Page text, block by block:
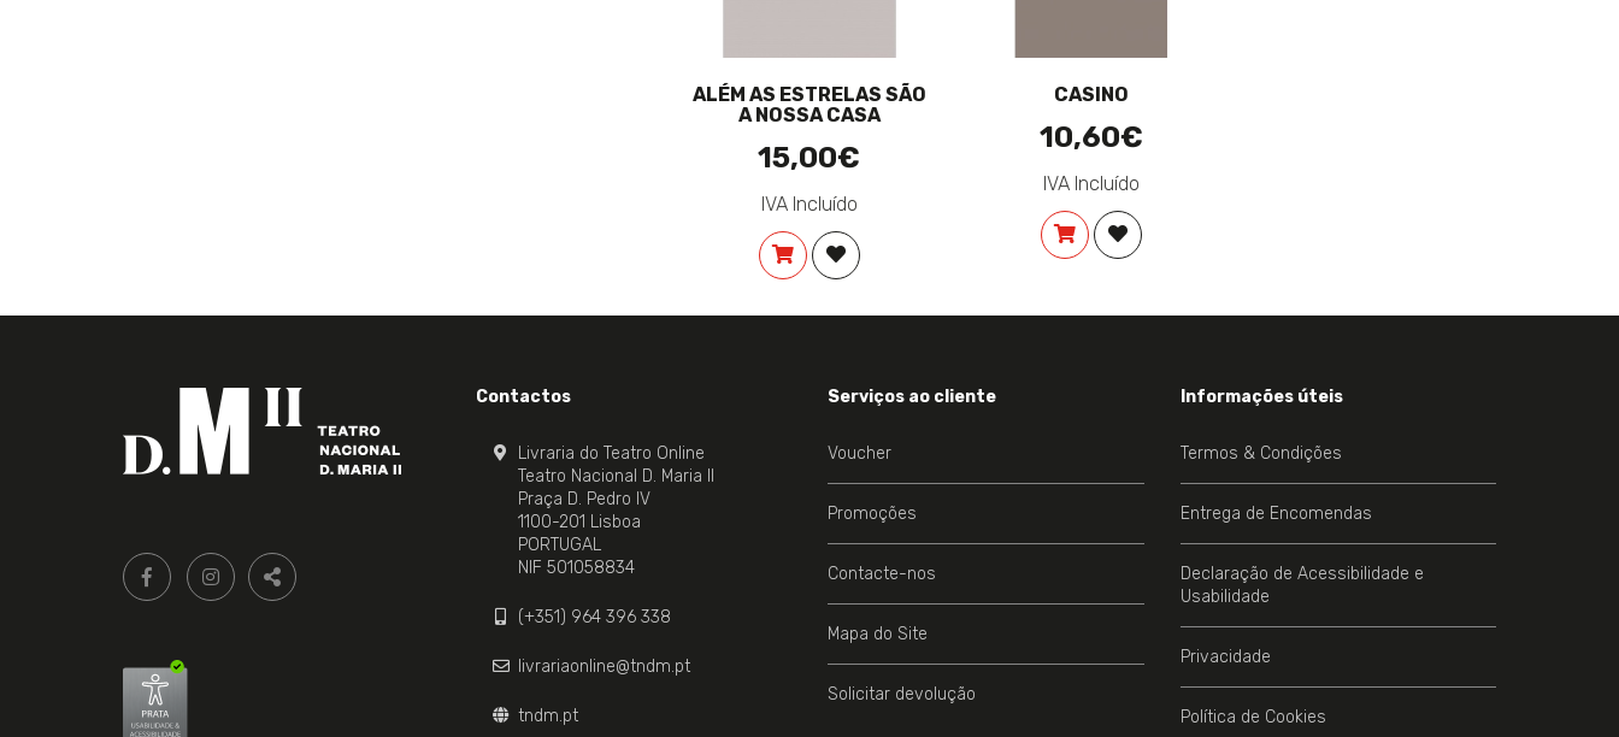
ALÉM AS ESTRELAS SÃO
A NOSSA CASA
15,00€
IVA Incluído
COMPRARADICIONAR À LISTA DE DESEJOS
CASINO
10,60€
IVA Incluído
COMPRARADICIONAR À LISTA DE DESEJOS
Siga-
nos:
FACEBOOK LIVRARIA DO TEATRO ONLINE.
INSTAGRAM LIVRARIA DO TEATRO ONLINE.
PARTILHAR
Contactos
Livraria do Teatro Online
Teatro Nacional D. Maria II
Praça D. Pedro IV
1100-201 Lisboa
PORTUGAL
NIF 501058834
(+351) 964 396 338
livrariaonline@tndm.pt
tndm.pt
Serviços ao cliente
Voucher
Promoções
Contacte-nos
Mapa do Site
Solicitar devolução
Informações úteis
Termos & Condições
Entrega de Encomendas
Declaração de Acessibilidade e
Usabilidade
Privacidade
Política de Cookies